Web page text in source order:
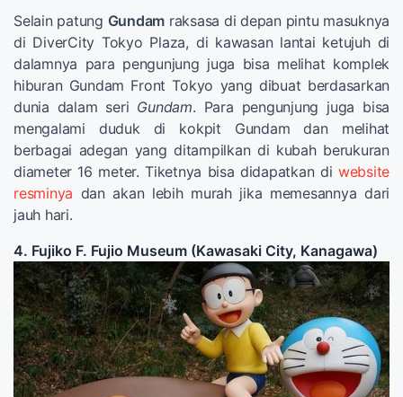
Selain patung Gundam raksasa di depan pintu masuknya
di DiverCity Tokyo Plaza, di kawasan lantai ketujuh di
dalamnya para pengunjung juga bisa melihat komplek
hiburan Gundam Front Tokyo yang dibuat berdasarkan
dunia dalam seri Gundam. Para pengunjung juga bisa
mengalami duduk di kokpit Gundam dan melihat
berbagai adegan yang ditampilkan di kubah berukuran
diameter 16 meter. Tiketnya bisa didapatkan di website
resminya dan akan lebih murah jika memesannya dari
jauh hari.
4. Fujiko F. Fujio Museum (Kawasaki City, Kanagawa)